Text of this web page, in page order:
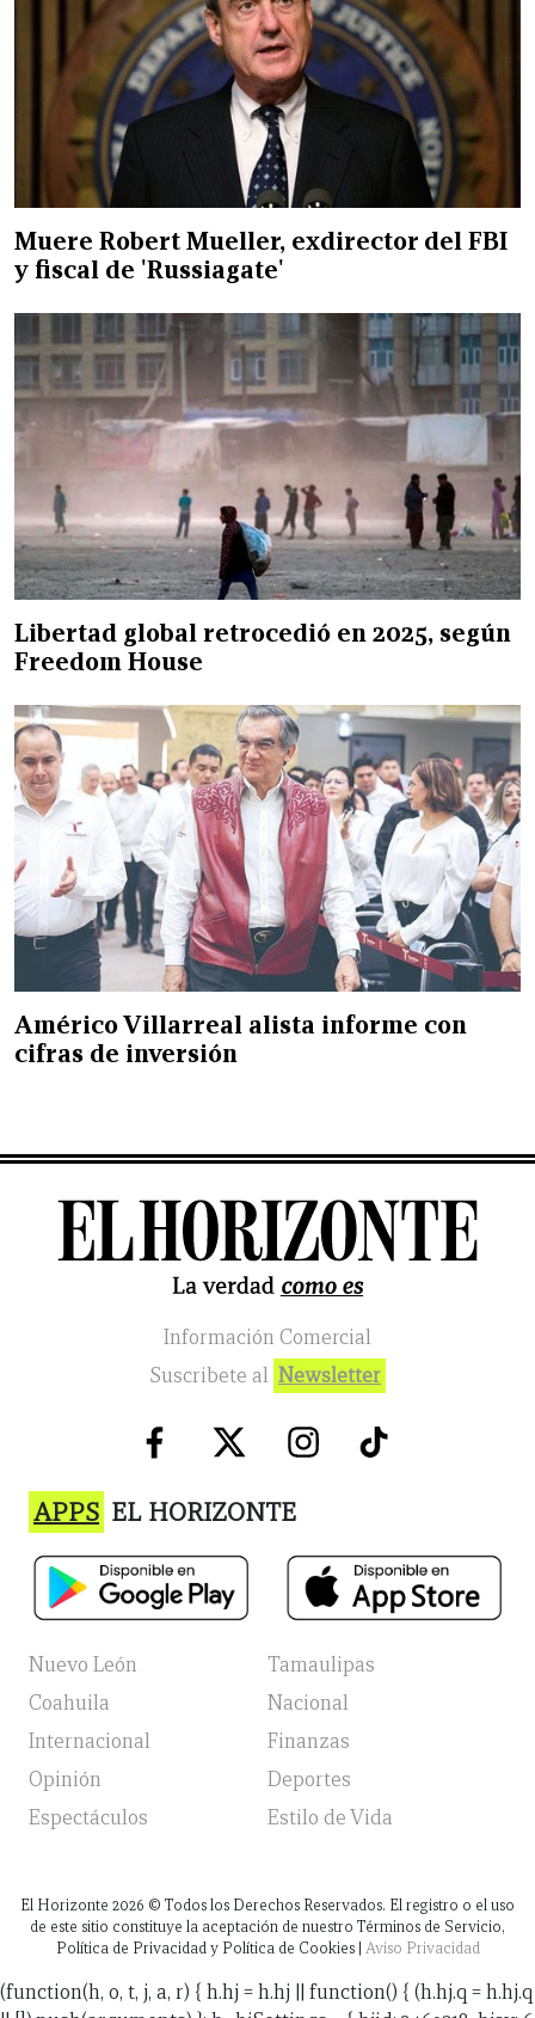
Muere Robert Mueller, exdirector del FBI
y fiscal de 'Russiagate'
Libertad global retrocedió en 2025, según
Freedom House
Américo Villarreal alista informe con
cifras de inversión
Información Comercial
Suscribete al Newsletter
APPS EL HORIZONTE
Nuevo León
Tamaulipas
Coahuila
Nacional
Internacional
Finanzas
Opinión
Deportes
Espectáculos
Estilo de Vida
El Horizonte 2026 © Todos los Derechos Reservados. El registro o el uso
de este sitio constituye la aceptación de nuestro Términos de Servicio,
Política de Privacidad y Política de Cookies | Aviso Privacidad
(function(h, o, t, j, a, r) { h.hj = h.hj || function() { (h.hj.q = h.hj.q